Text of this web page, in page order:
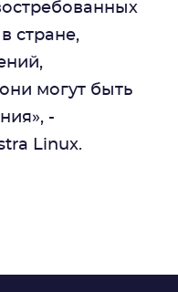
стране,
могут быть
-
Linux.